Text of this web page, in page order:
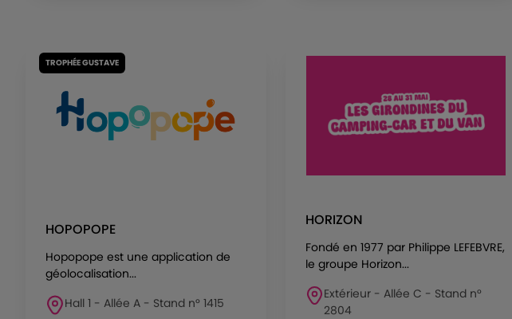
TROPHÉE GUSTAVE
HOPOPOPE
Hopopope est une application de
géolocalisation...
Hall 1 - Allée A - Stand n° 1415
HORIZON
Fondé en 1977 par Philippe LEFEBVRE,
le groupe Horizon...
Extérieur - Allée C - Stand n°
2804